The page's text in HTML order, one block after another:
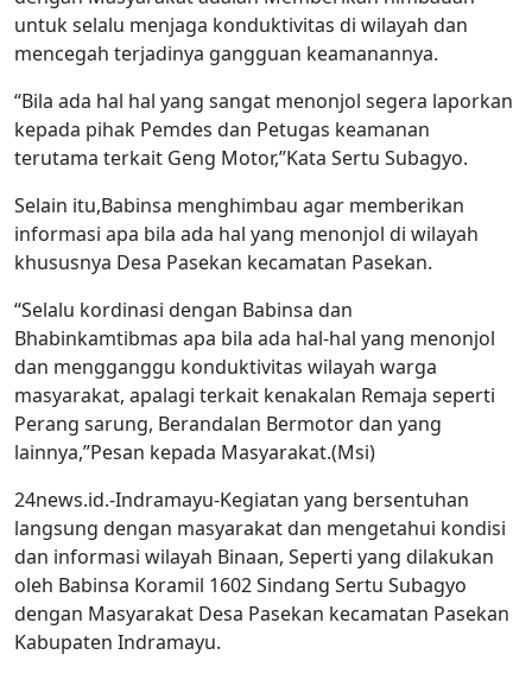
untuk selalu menjaga konduktivitas di wilayah dan
mencegah terjadinya gangguan keamanannya.
“Bila ada hal hal yang sangat menonjol segera laporkan
kepada pihak Pemdes dan Petugas keamanan
terutama terkait Geng Motor,”Kata Sertu Subagyo.
Selain itu,Babinsa menghimbau agar memberikan
informasi apa bila ada hal yang menonjol di wilayah
khususnya Desa Pasekan kecamatan Pasekan.
“Selalu kordinasi dengan Babinsa dan
Bhabinkamtibmas apa bila ada hal-hal yang menonjol
dan mengganggu konduktivitas wilayah warga
masyarakat, apalagi terkait kenakalan Remaja seperti
Perang sarung, Berandalan Bermotor dan yang
lainnya,”Pesan kepada Masyarakat.(Msi)
24news.id.-Indramayu-Kegiatan yang bersentuhan
langsung dengan masyarakat dan mengetahui kondisi
dan informasi wilayah Binaan, Seperti yang dilakukan
oleh Babinsa Koramil 1602 Sindang Sertu Subagyo
dengan Masyarakat Desa Pasekan kecamatan Pasekan
Kabupaten Indramayu.